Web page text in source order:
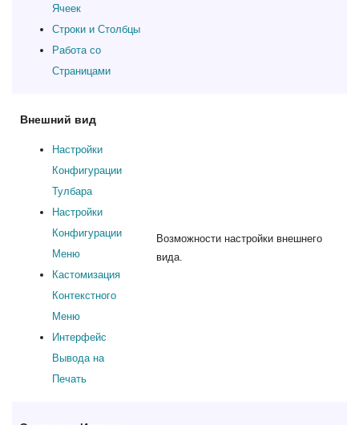
Ячеек
Строки и Столбцы
Работа со
Страницами
Внешний вид
Настройки
Конфигурации
Тулбара
Настройки
Конфигурации
Меню
Кастомизация
Контекстного
Меню
Интерфейс
Вывода на
Печать
Возможности настройки внешнего
вида.